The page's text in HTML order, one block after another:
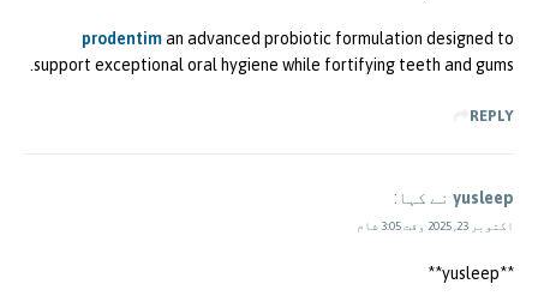
prodentiman advanced probiotic formulation designed to
support exceptional oral hygiene while fortifying teeth and gums.
REPLY
yusleep نے کہا:
اکتوبر 23, 2025 وقت 3:05 شام
** yusleep**